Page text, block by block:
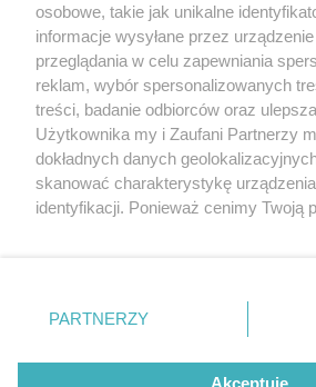
5 / 0
Nie zapomnij
zapoznać się z:
polityką prywatności regulamin
Twojemiasto
Piekary Śląskie
Chorzów
Tarnowskie Góry
Gliwice
Kontakt
Wydawca
Redakcja
osobowe, takie jak unikalne
informacje wysyłane przez
przeglądania w celu zapewniania
reklam, wybór spersonalizowanych
treści, badanie odbiorców oraz
Użytkownika my i Zaufani Partnerzy
dokładnych danych
skanować charakterystykę
identyfikacji. Ponieważ cenimy Twoją
prywatności znajdujący się w lewym
. Niektóre rodzaje przetwarzania
zgody użytkownika, ale masz prawo
takiemu przetwarzaniu. Preferencje
PARTNERZY
Akceptuję